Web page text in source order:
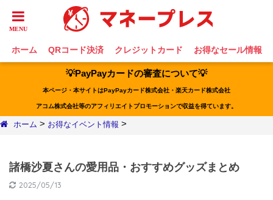
ホーム QRコード決済 クレジットカード お得なセール情報
💡PayPayカードの審査について💡
本ページ・本サイトはPayPayカード株式会社・楽天カード株式会社
アコム株式会社等のアフィリエイトプロモーションで収益を得ています。
ホーム > お得なイベント情報 >
諸橋沙夏さんの愛用品・おすすめグッズまとめ
2025/05/13